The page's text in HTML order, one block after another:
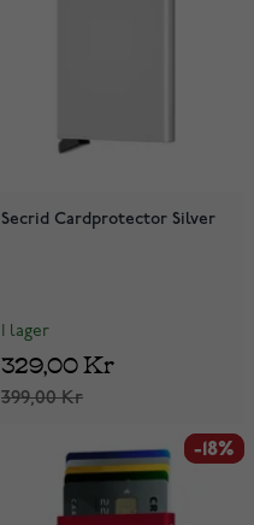
Secrid Cardprotector Silver
I lager
399,00 Kr
329,00 Kr
-18%
-18%